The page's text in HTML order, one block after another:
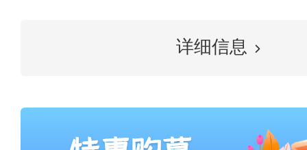
详细信息